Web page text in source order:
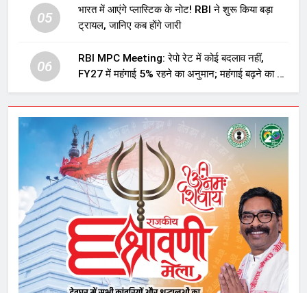
05
भारत में आएंगे प्लास्टिक के नोट! RBI ने शुरू किया बड़ा
ट्रायल, जानिए कब होंगे जारी
06
RBI MPC Meeting: रेपो रेट में कोई बदलाव नहीं,
FY27 में महंगाई 5% रहने का अनुमान; महंगाई बढ़ने का भी
अलर्ट